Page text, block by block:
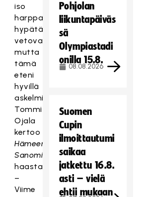
iso
harppaus
hypätä
vetovastuuseen,
mutta
tämä
eteni
hyvillä
askelmilla,
Tommi
Ojala
kertoo
Hämeen
Sanomien
haastattelussa.
–
Viime
Pohjolan
liikuntapäiväs
sä
Olympiastadi
onilla 15.8.
08.08.2026
Suomen
Cupin
ilmoittautumi
saikaa
jatkettu 16.8.
asti – vielä
ehtii mukaan